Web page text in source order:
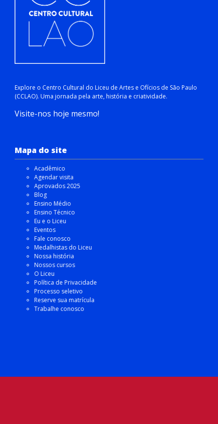
Explore o Centro Cultural do Liceu de Artes e Ofícios de São Paulo
(CCLAO). Uma jornada pela arte, história e criatividade.
Visite-nos hoje mesmo!
Mapa do site
Acadêmico
Agendar visita
Aprovados 2025
Blog
Ensino Médio
Ensino Técnico
Eu e o Liceu
Eventos
Fale conosco
Medalhistas do Liceu
Nossa história
Nossos cursos
O Liceu
Política de Privacidade
Processo seletivo
Reserve sua matrícula
Trabalhe conosco